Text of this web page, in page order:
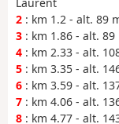
2 : km 1.2 - alt. 89
3 : km 1.86 - alt.
4 : km 2.33 - alt.
5 : km 3.35 - alt.
6 : km 3.59 - alt.
7 : km 4.06 - alt.
8 : km 4.77 - alt.